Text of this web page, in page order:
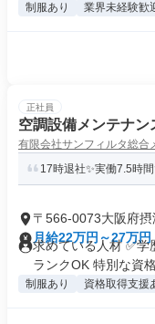
制服あり 業界未経験歓
正社員
空調設備メンテナン
有限会社サンフィルタ総合
17時退社✨実働7.5時
〒566-0073大阪府
月給22万円～27万円
求めている人材 ✅学
ランクOK 特別な資格
制服あり 資格取得支援